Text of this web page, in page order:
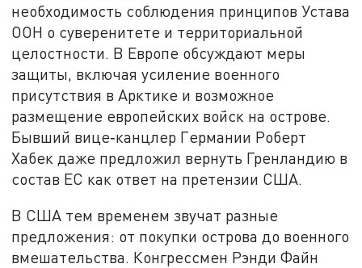
необходимость соблюдения принципов Устава
ООН о суверенитете и территориальной
целостности. В Европе обсуждают меры
защиты, включая усиление военного
присутствия в Арктике и возможное
размещение европейских войск на острове.
Бывший вице‑канцлер Германии Роберт
Хабек даже предложил вернуть Гренландию в
состав ЕС как ответ на претензии США.
В США тем временем звучат разные
предложения: от покупки острова до военного
вмешательства. Конгрессмен Рэнди Файн